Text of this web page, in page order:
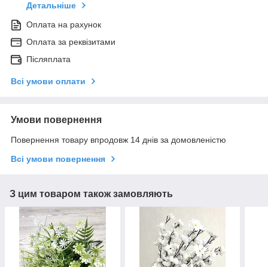
Детальніше
Оплата на рахунок
Оплата за реквізитами
Післяплата
Всі умови оплати
Умови повернення
Повернення товару впродовж 14 днів за домовленістю
Всі умови повернення
З цим товаром також замовляють